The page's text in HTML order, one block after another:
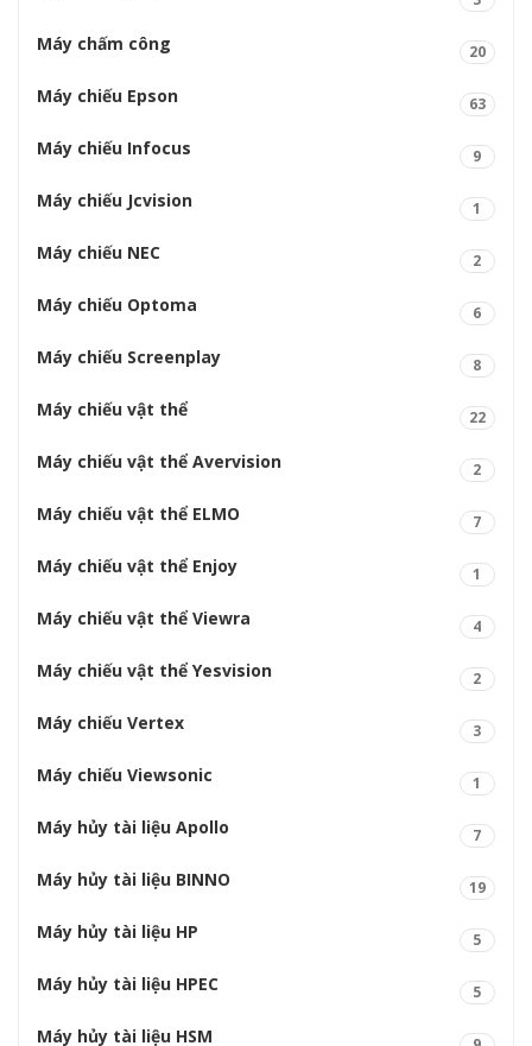
Máy chấm công 20
Máy chiếu Epson 63
Máy chiếu Infocus 9
Máy chiếu Jcvision 1
Máy chiếu NEC 2
Máy chiếu Optoma 6
Máy chiếu Screenplay 8
Máy chiếu vật thể 22
Máy chiếu vật thể Avervision 2
Máy chiếu vật thể ELMO 7
Máy chiếu vật thể Enjoy 1
Máy chiếu vật thể Viewra 4
Máy chiếu vật thể Yesvision 2
Máy chiếu Vertex 3
Máy chiếu Viewsonic 1
Máy hủy tài liệu Apollo 7
Máy hủy tài liệu BINNO 19
Máy hủy tài liệu HP 5
Máy hủy tài liệu HPEC 5
Máy hủy tài liệu HSM